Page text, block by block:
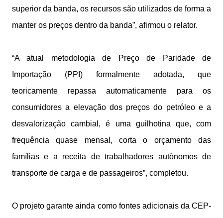
superior da banda, os recursos são utilizados de forma a
manter os preços dentro da banda”, afirmou o relator.
“A atual metodologia de Preço de Paridade de
Importação (PPI) formalmente adotada, que
teoricamente repassa automaticamente para os
consumidores a elevação dos preços do petróleo e a
desvalorização cambial, é uma guilhotina que, com
frequência quase mensal, corta o orçamento das
famílias e a receita de trabalhadores autônomos de
transporte de carga e de passageiros”, completou.
O projeto garante ainda como fontes adicionais da CEP-